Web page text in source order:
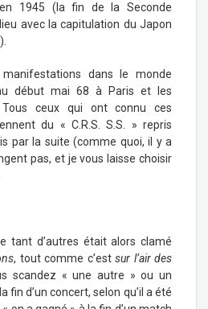
1945 (la fin de la Seconde
avec la capitulation du Japon
dans le monde
début mai 68 à Paris et les
Tous ceux qui ont connu ces
du « C.R.S. S.S. » repris
par la suite (comme quoi, il y a
pas, et je vous laisse choisir
tant d’autres était alors clamé
, tout comme c’estsur l’air des
scandez « une autre » ou un
fin d’un concert, selon qu’il a été